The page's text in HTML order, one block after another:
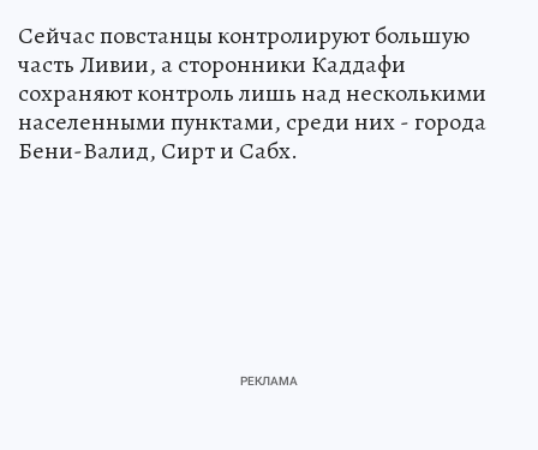
Сейчас повстанцы контролируют большую
часть Ливии, а сторонники Каддафи
сохраняют контроль лишь над несколькими
населенными пунктами, среди них - города
Бени-Валид, Сирт и Сабх.